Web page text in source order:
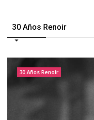
30 Años Renoir
30 Años Renoir